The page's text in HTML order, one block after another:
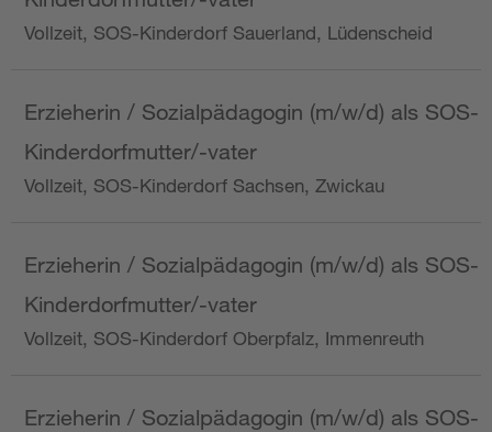
Vollzeit, SOS-Kinderdorf Sauerland, Lüdenscheid
Erzieherin / Sozialpädagogin (m/w/d) als SOS-
Kinderdorfmutter/-vater
Vollzeit, SOS-Kinderdorf Sachsen, Zwickau
Erzieherin / Sozialpädagogin (m/w/d) als SOS-
Kinderdorfmutter/-vater
Vollzeit, SOS-Kinderdorf Oberpfalz, Immenreuth
Erzieherin / Sozialpädagogin (m/w/d) als SOS-